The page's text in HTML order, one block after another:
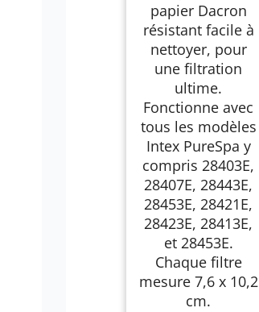
papier Dacron
résistant facile à
nettoyer, pour
une filtration
ultime.
Fonctionne avec
tous les modèles
Intex PureSpa y
compris 28403E,
28407E, 28443E,
28453E, 28421E,
28423E, 28413E,
et 28453E.
Chaque filtre
mesure 7,6 x 10,2
cm.